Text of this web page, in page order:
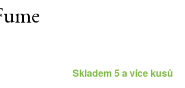
Skladem 5 a více kusů